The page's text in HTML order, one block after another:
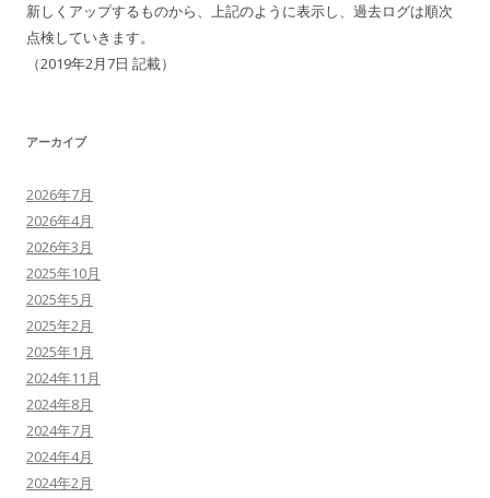
新しくアップするものから、上記のように表示し、過去ログは順次
点検していきます。
（2019年2月7日 記載）
アーカイブ
2026年7月
2026年4月
2026年3月
2025年10月
2025年5月
2025年2月
2025年1月
2024年11月
2024年8月
2024年7月
2024年4月
2024年2月